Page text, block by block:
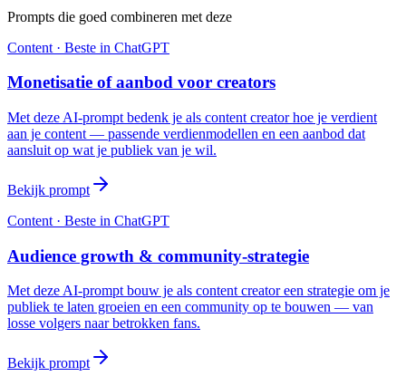
Prompts die goed combineren met deze
Content · Beste in ChatGPT
Monetisatie of aanbod voor creators
Met deze AI-prompt bedenk je als content creator hoe je verdient
aan je content — passende verdienmodellen en een aanbod dat
aansluit op wat je publiek van je wil.
Bekijk prompt
Content · Beste in ChatGPT
Audience growth & community-strategie
Met deze AI-prompt bouw je als content creator een strategie om je
publiek te laten groeien en een community op te bouwen — van
losse volgers naar betrokken fans.
Bekijk prompt